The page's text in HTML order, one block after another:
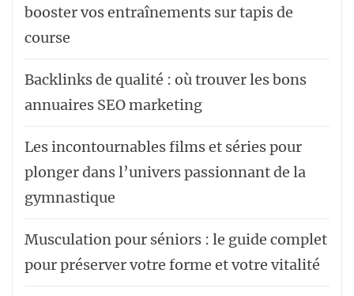
booster vos entraînements sur tapis de
course
Backlinks de qualité : où trouver les bons
annuaires SEO marketing
Les incontournables films et séries pour
plonger dans l’univers passionnant de la
gymnastique
Musculation pour séniors : le guide complet
pour préserver votre forme et votre vitalité